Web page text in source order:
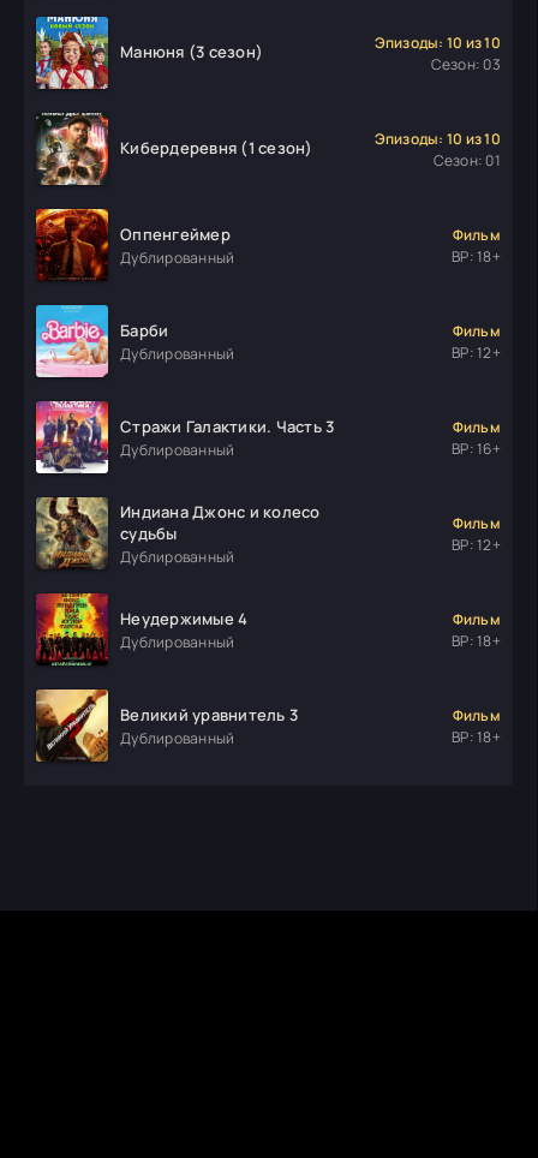
Манюня (3 сезон)
Эпизоды: 10 из 10
Сезон: 03
Кибердеревня (1 сезон)
Эпизоды: 10 из 10
Сезон: 01
Оппенгеймер
Дублированный
Фильм
ВР: 18+
Барби
Дублированный
Фильм
ВР: 12+
Стражи Галактики. Часть 3
Дублированный
Фильм
ВР: 16+
Индиана Джонс и колесо
судьбы
Дублированный
Фильм
ВР: 12+
Неудержимые 4
Дублированный
Фильм
ВР: 18+
Великий уравнитель 3
Дублированный
Фильм
ВР: 18+